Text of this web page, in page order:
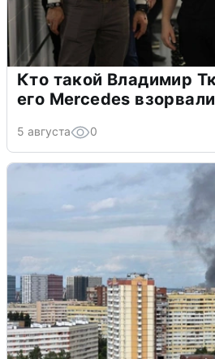
Кто такой Владимир
его Mercedes взорвали
5 августа 0